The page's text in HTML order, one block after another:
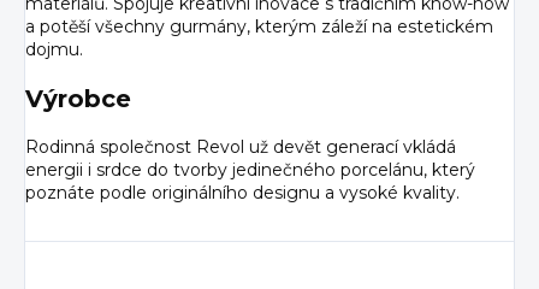
a potěší všechny gurmány, kterým záleží na estetickém
dojmu.
Výrobce
Rodinná společnost Revol už devět generací vkládá
energii i srdce do tvorby jedinečného porcelánu, který
poznáte podle originálního designu a vysoké kvality.